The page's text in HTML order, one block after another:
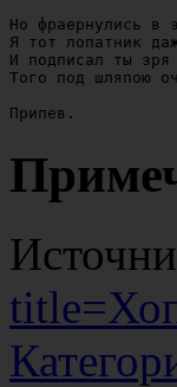
Но фраернулись в
Я тот лопатник
И подписал ты зря
Того под шляпою